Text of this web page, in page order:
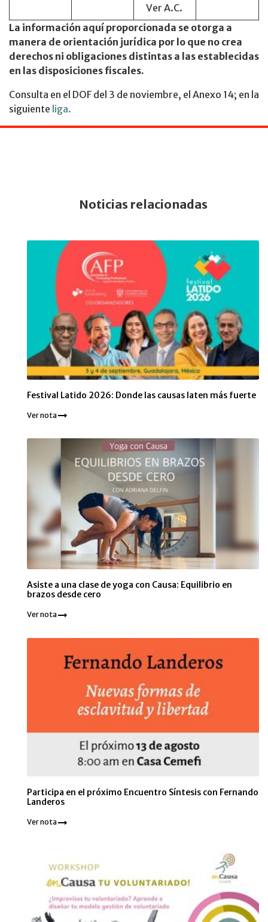
Ver A.C.
La información aquí proporcionada se otorga a
manera de orientación jurídica por lo que no crea
derechos ni obligaciones distintas a las establecidas
en las disposiciones fiscales.
Consulta en el DOF del 3 de noviembre, el Anexo 14; en la
siguiente liga.
Noticias relacionadas
Festival Latido 2026: Donde las causas laten más fuerte
Ver nota
Asiste a una clase de yoga con Causa: Equilibrio en
brazos desde cero
Ver nota
Participa en el próximo Encuentro Síntesis con Fernando
Landeros
Ver nota